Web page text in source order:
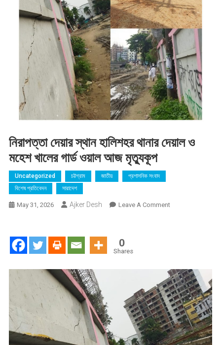
নিরাপত্তা দেয়ার স্থান হালিশহর থানার দেয়াল ও
মহেশ খালের গার্ড ওয়াল আজ মৃত্যুকূপ
Uncategorized চট্টগ্রাম জাতীয়
প্রশাসনিক সংবাদ
বিশেষ প্রতিবেদন
সারাদেশ
May 31, 2026 Ajker Desh Leave A CommentOn
দেয়াল
ও
মহেশ
খালের
গার্ড
ওয়াল
আজ
0
Shares